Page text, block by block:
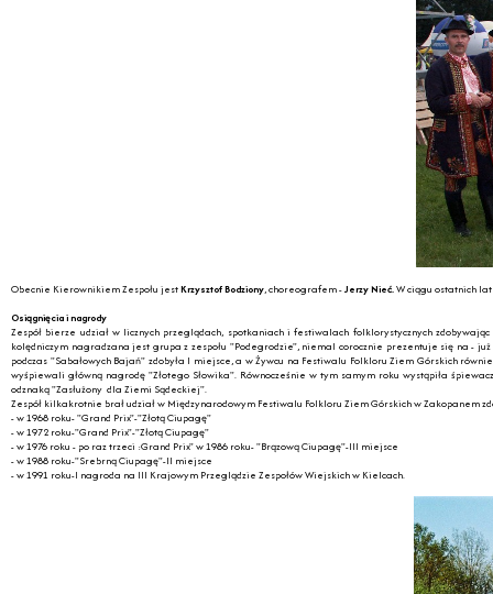
Obecnie Kierownikiem Zespołu jestKrzysztof Bodziony, choreografem -Jerzy Nieć.W ciągu ostatnich
Osiągnięcia i nagrody
Zespół bierze udział w licznych przeglądach, spotkaniach i festiwalach folklorystycznych
kolędniczym nagradzana jest grupa z zespołu "Podegrodzie", niemal corocznie prezentuje się na -
podczas "Sabałowych Bajań" zdobyła I miejsce, a w Żywcu na Festiwalu Folkloru Ziem Górskich
wyśpiewali główną nagrodę "Złotego Słowika". Równocześnie w tym samym roku wystąpiła
odznaką "Zasłużony dla Ziemi Sądeckiej".
Zespół kilkakrotnie brał udział w Międzynarodowym Festiwalu Folkloru Ziem Górskich w Zakopanem
- w 1968 roku- "Grand Prix"-"Złotą Ciupagę"
- w 1972 roku-"Grand Prix"-"Złotą Ciupagę"
- w 1976 roku - po raz trzeci :Grand Prix" w 1986 roku- "Brązową Ciupagę"-III miejsce
- w 1988 roku-"Srebrną Ciupagę"-II miejsce
- w 1991 roku-I nagroda na III Krajowym Przeglądzie Zespołów Wiejskich w Kielcach.